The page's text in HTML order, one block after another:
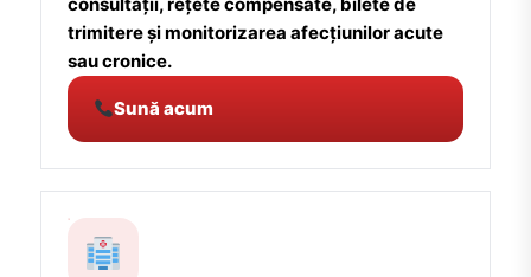
trimitere și monitorizarea afecțiunilor acute
sau cronice.
Sună acum